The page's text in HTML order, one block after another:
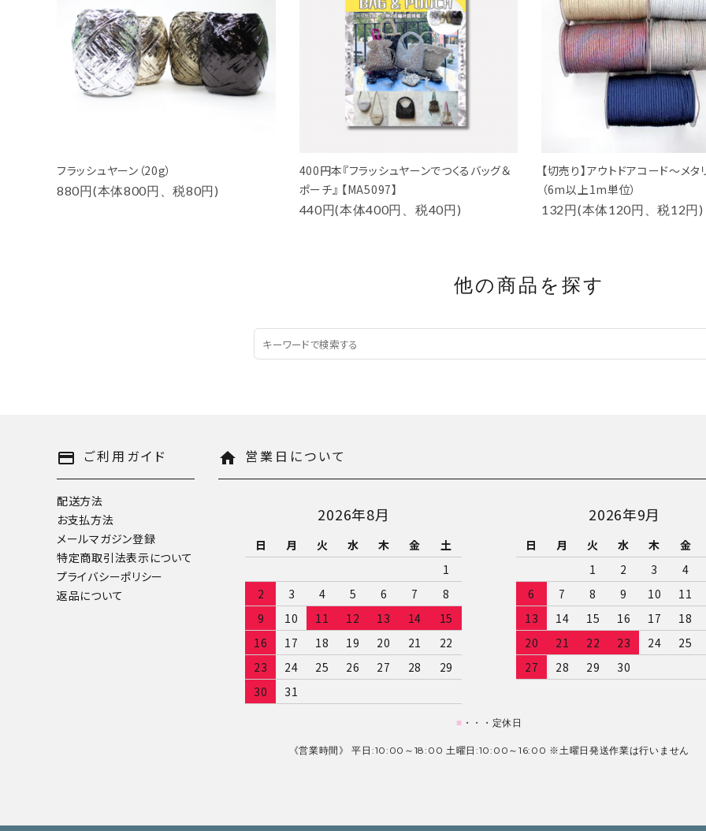
フラッシュヤーン（20g）
880円(本体800円、税80円)
400円本『フラッシュヤーンでつくるバッグ＆
ポーチ』 【MA5097】
440円(本体400円、税40円)
【切売り】アウトドアコード～メタ
（6m以上1m単位）
132円(本体120円、税12円)
他の商品を探す
payment ご利用ガイド
配送方法
お支払方法
メールマガジン登録
特定商取引法表示について
プライバシーポリシー
返品について
home 営業日について
2026年8月
日 月 火 水 木 金
土
1
2
3 4 5 6 7
8
9
10 11 12 13 14
15
16
17 18 19 20 21
22
23
24 25 26 27 28
29
30
31
2026年9月
日 月 火 水 木 金
1
2 3 4
6
7 8 9 10 11
13
14 15 16 17 18
20
21 22 23 24 25
27
28 29 30
■ ・・・定休日
《営業時間》 平日:10:00～18:00 土曜日:10:00～16:00 ※土曜日発送作業は行いません